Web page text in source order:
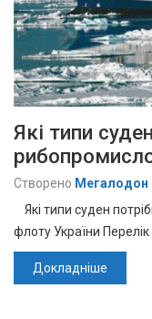
Які типи
Створено Мегалодон
Які типи суден
флоту України Перелік
Докладніше